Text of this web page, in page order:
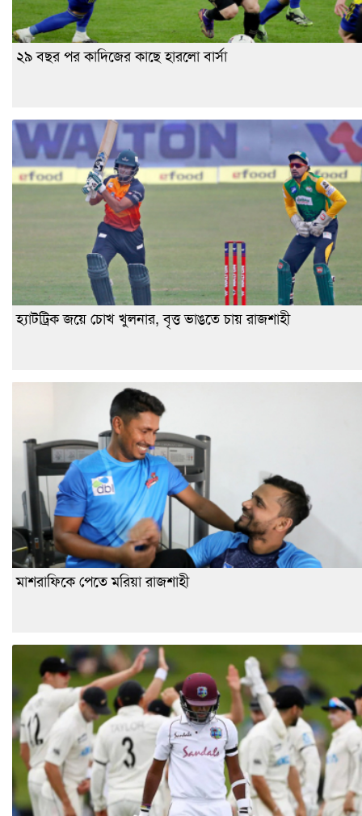
২৯ বছর পর কাদিজের কাছে হারলো বার্সা
হ্যাটট্রিক জয়ে চোখ খুলনার, বৃত্ত ভাঙতে চায় রাজশাহী
মাশরাফিকে পেতে মরিয়া রাজশাহী